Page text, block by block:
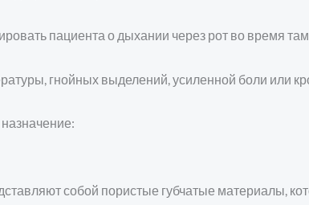
пациента о дыхании через рот во время
гнойных выделений, усиленной боли или
собой пористые губчатые материалы,